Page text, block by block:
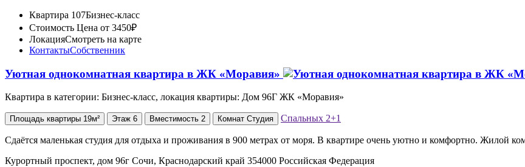
Квартира 107Бизнес-класс
Стоимость Цена от 3450₽
ЛокацияСмотреть на карте
КонтактыСобственник
Уютная однокомнатная квартира в ЖК «Моравия»
Квартира в категории: Бизнес-класс, локация квартиры: Дом 96Г ЖК «Моравия»
Площадь квартиры 19м² Этаж 6 Вместимость 2 Комнат Студия Спальных 2+1
Сдаётся маленькая студия для отдыха и проживания в 900 метрах от моря. В квартире очень уютно и комфортно. Жилой
Курортный проспект, дом 96г Сочи, Краснодарский край 354000 Российская Федерация